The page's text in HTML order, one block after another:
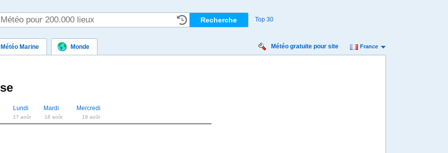
Top 30
Météo Marine Monde Météo gratuite pour site France
Lundi
17 août
Mardi
18 août
Mercredi
19 août